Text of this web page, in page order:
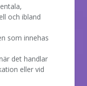
och ibland
som innehas
det handlar
eller vid